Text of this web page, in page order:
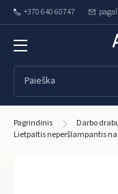
+370 640 60747
Pagrindinis Darbo
Lietpaltis neperšlampantis